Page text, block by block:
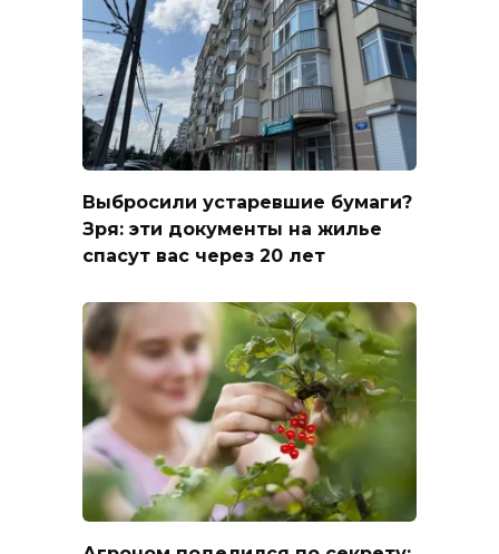
Выбросили устаревшие бумаги?
Зря: эти документы на жилье
спасут вас через 20 лет